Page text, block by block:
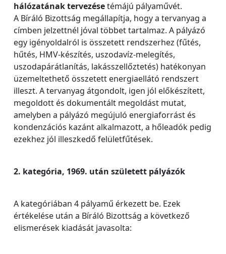
hálózatának tervezésetémájú pályaművét.
A Bíráló Bizottság megállapítja, hogy a tervanyag a
címben jelzettnél jóval többet tartalmaz. A pályázó
egy igényoldalról is összetett rendszerhez (fűtés,
hűtés, HMV-készítés, uszodavíz-melegítés,
uszodapárátlanítás, lakásszellőztetés) hatékonyan
üzemeltethető összetett energiaellátó rendszert
illeszt. A tervanyag átgondolt, igen jól előkészített,
megoldott és dokumentált megoldást mutat,
amelyben a pályázó megújuló energiaforrást és
kondenzációs kazánt alkalmazott, a hőleadók pedig
ezekhez jól illeszkedő felületfűtések.
2. kategória, 1969. után született pályázók
A kategóriában 4 pályamű érkezett be. Ezek
értékelése után a Bíráló Bizottság a következő
elismerések kiadását javasolta: